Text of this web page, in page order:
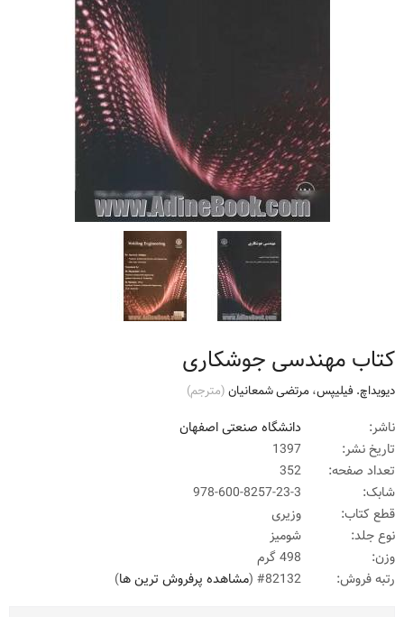
بارگذاری...
کتاب مهندسی جوشکاری
دیویداچ. فیلیپس،مرتضی شمعانیان(مترجم)
ناشر:
دانشگاه صنعتی اصفهان
تاریخ نشر:
تعداد صفحه:
شابک:
978-600-8257-23-3
قطع کتاب:
وزیری
نوع جلد:
شومیز
وزن:
رتبه فروش:
#82132 ( مشاهده پرفروش ترین ها)